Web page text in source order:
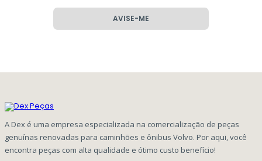
AVISE-ME
A Dex é uma empresa especializada na comercialização de peças
genuínas renovadas para caminhões e ônibus Volvo. Por aqui, você
encontra peças com alta qualidade e ótimo custo benefício!